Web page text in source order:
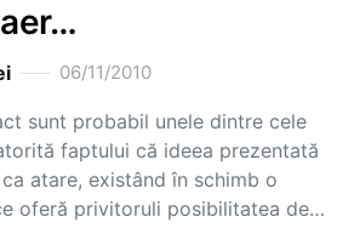
06/11/2010
sunt probabil unele dintre cele
faptului că ideea prezentată
atare, existând în schimb o
oferă privitoruli posibilitatea de…